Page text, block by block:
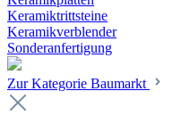
Keramiktrittsteine
Keramikverblender
Sonderanfertigung
Zur Kategorie Baumarkt